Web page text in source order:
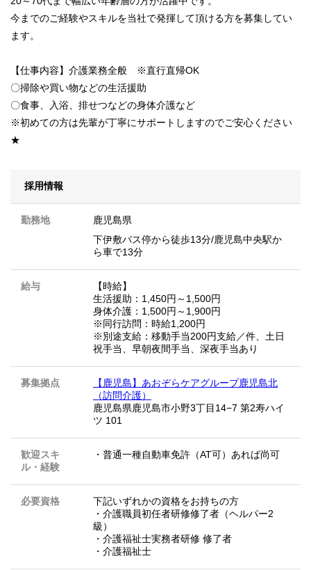
今までのご経験やスキルを当社で発揮して頂ける方を募集してい
ます。
【仕事内容】介護業務全般 ※直行直帰OK
〇掃除や買い物などの生活援助
〇食事、入浴、排せつなどの身体介護など
※初めての方は先輩が丁寧にサポートしますのでご安心ください
★
採用情報
勤務地
鹿児島県
下伊敷バス停から徒歩13分/鹿児島中央駅か
ら車で13分
給与
【時給】
生活援助：1,450円～1,500円
身体介護：1,500円～1,900円
※同行訪問：時給1,200円
※別途支給：移動手当200円支給／件、土日
祝手当、早朝夜間手当、深夜手当あり
募集拠点
【鹿児島】あおぞらケアグループ鹿児島北
（訪問介護）
鹿児島県鹿児島市小野3丁目14−7 第2寿ハイ
ツ 101
歓迎スキ
ル・経験
・普通一種自動車免許（AT可）あれば尚可
必要資格
下記いずれかの資格をお持ちの方
・介護職員初任者研修修了者（ヘルパー2
級）
・介護福祉士実務者研修 修了者
・介護福祉士